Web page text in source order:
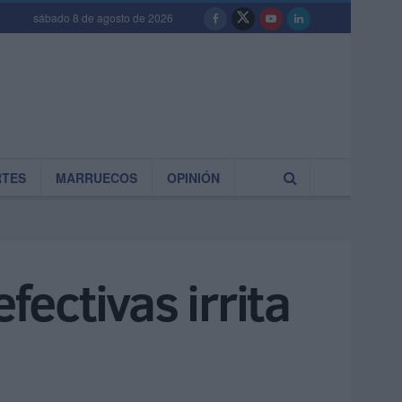
sábado 8 de agosto de 2026
MARRUECOS OPINIÓN
irrita